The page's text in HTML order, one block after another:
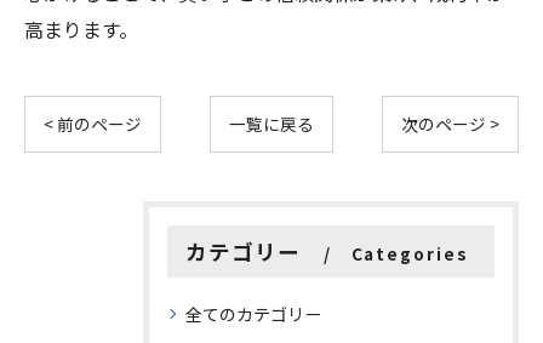
高まります。
< 前のページ 一覧に戻る 次のページ >
カテゴリー Categories
全てのカテゴリー